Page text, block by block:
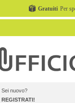
Gratuiti Per
Sei nuovo?
REGISTRATI!